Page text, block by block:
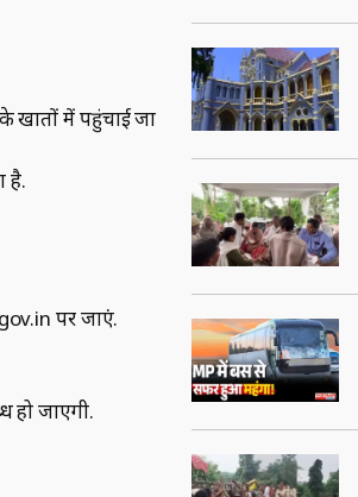
खातों में पहुंचाई जा
है.
पर जाएं.
हो जाएगी.